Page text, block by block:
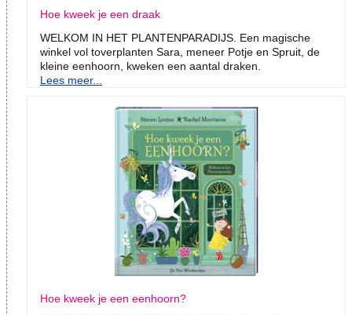
Hoe kweek je een draak
WELKOM IN HET PLANTENPARADIJS. Een magische
winkel vol toverplanten Sara, meneer Potje en Spruit, de
kleine eenhoorn, kweken een aantal draken.
Lees meer...
Hoe kweek je een eenhoorn?